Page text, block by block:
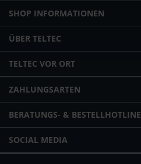
SHOP INFORMATIONEN
ÜBER TELTEC
TELTEC VOR ORT
ZAHLUNGSARTEN
BERATUNGS- & BESTELLHOTLINE
SOCIAL MEDIA